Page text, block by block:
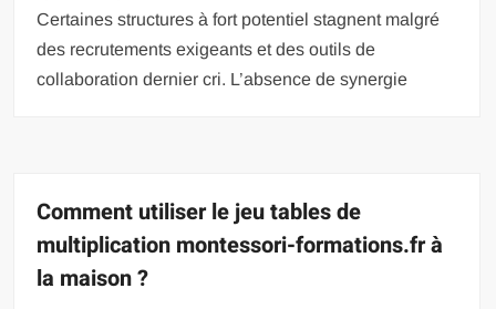
Certaines structures à fort potentiel stagnent malgré
des recrutements exigeants et des outils de
collaboration dernier cri. L’absence de synergie
Comment utiliser le jeu tables de
multiplication montessori-formations.fr à
la maison ?